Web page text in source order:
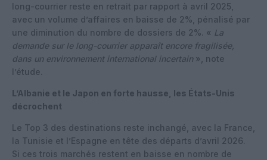
long-courrier reste en retrait par rapport à avril 2025,
avec un volume d’affaires en baisse de 2%, pénalisé par
une diminution du nombre de dossiers de 2%. « La
demande sur le long-courrier apparaît encore fragilisée,
dans un environnement international incertain », note
l’étude.
L’Albanie et le Japon en forte hausse, les États-Unis
décrochent
Le Top 3 des destinations reste inchangé, avec la France,
la Tunisie et l’Espagne en tête des départs d’avril 2026.
Si ces trois marchés restent en baisse en nombre de